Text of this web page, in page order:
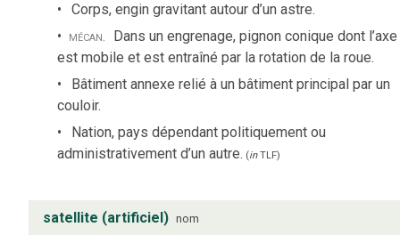
Corps, engin gravitant autour d’un astre.
mécan. Dans un engrenage, pignon conique dont l’axe
est mobile et est entraîné par la rotation de la roue.
Bâtiment annexe relié à un bâtiment principal par un
couloir.
Nation, pays dépendant politiquement ou
administrativement d’un autre. (inTLF)
satellite (artificiel) nom